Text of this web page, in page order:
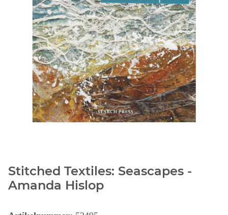
Stitched Textiles: Seascapes -
Amanda Hislop